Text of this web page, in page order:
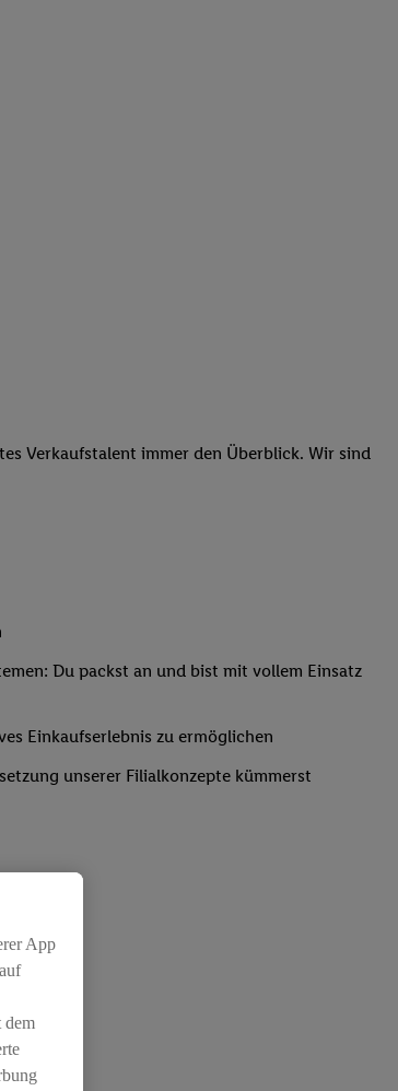
Verkaufstalent immer den Überblick. Wir sind
Du packst an und bist mit vollem Einsatz
Einkaufserlebnis zu ermöglichen
unserer Filialkonzepte kümmerst
App
dem